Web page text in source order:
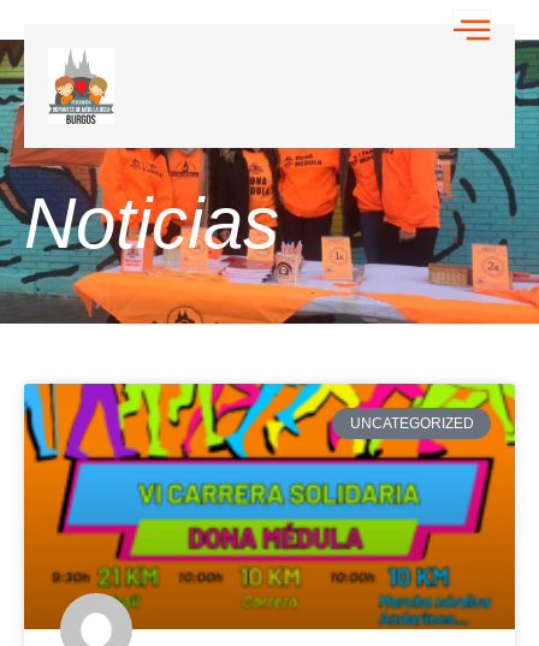
Noticias
UNCATEGORIZED